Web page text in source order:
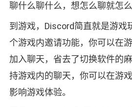
聊什么聊什么，想怎么聊就怎么
到游戏，Discord简直就是游戏
个游戏内邀请功能，你可以在
加入聊天，省去了切换软件的
持游戏内的聊天，你可以在游
影响游戏体验。